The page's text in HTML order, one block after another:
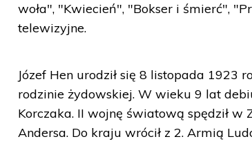
woła", "Kwiecień", "Bokser i śmierć",
telewizyjne.
Józef Hen urodził się 8 listopada
rodzinie żydowskiej. W wieku 9 lat
Korczaka. II wojnę światową spędził w
Andersa. Do kraju wrócił z 2. Armią